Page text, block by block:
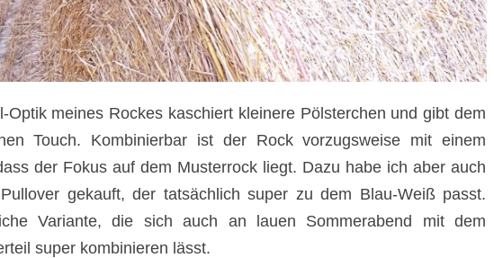
Optik meines Rockes kaschiert kleinere Pölsterchen und gibt dem
Touch. Kombinierbar ist der Rock vorzugsweise mit einem
der Fokus auf dem Musterrock liegt. Dazu habe ich aber auch
gekauft, der tatsächlich super zu dem Blau-Weiß passt.
Variante, die sich auch an lauen Sommerabend mit dem
super kombinieren lässt.